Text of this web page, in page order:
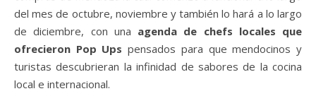
del mes de octubre, noviembre y también lo hará a lo largo
de diciembre, con una agenda de chefs locales que
ofrecieron Pop Ups pensados para que mendocinos y
turistas descubrieran la infinidad de sabores de la cocina
local e internacional.